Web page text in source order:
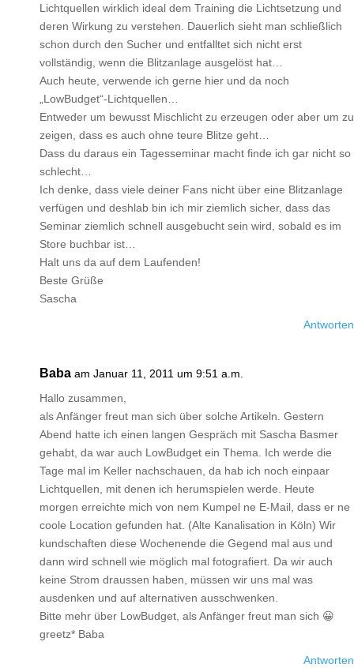
Lichtquellen wirklich ideal dem Training die Lichtsetzung und
deren Wirkung zu verstehen. Dauerlich sieht man schließlich
schon durch den Sucher und entfalltet sich nicht erst
vollständig, wenn die Blitzanlage ausgelöst hat…
Auch heute, verwende ich gerne hier und da noch
„LowBudget“-Lichtquellen…
Entweder um bewusst Mischlicht zu erzeugen oder aber um zu
zeigen, dass es auch ohne teure Blitze geht…
Dass du daraus ein Tagesseminar macht finde ich gar nicht so
schlecht…
Ich denke, dass viele deiner Fans nicht über eine Blitzanlage
verfügen und deshlab bin ich mir ziemlich sicher, dass das
Seminar ziemlich schnell ausgebucht sein wird, sobald es im
Store buchbar ist…
Halt uns da auf dem Laufenden!
Beste Grüße
Sascha
Antworten
Baba am Januar 11, 2011 um 9:51 a.m.
Hallo zusammen,
als Anfänger freut man sich über solche Artikeln. Gestern
Abend hatte ich einen langen Gespräch mit Sascha Basmer
gehabt, da war auch LowBudget ein Thema. Ich werde die
Tage mal im Keller nachschauen, da hab ich noch einpaar
Lichtquellen, mit denen ich herumspielen werde. Heute
morgen erreichte mich von nem Kumpel ne E-Mail, dass er ne
coole Location gefunden hat. (Alte Kanalisation in Köln) Wir
kundschaften diese Wochenende die Gegend mal aus und
dann wird schnell wie möglich mal fotografiert. Da wir auch
keine Strom draussen haben, müssen wir uns mal was
ausdenken und auf alternativen ausschwenken.
Bitte mehr über LowBudget, als Anfänger freut man sich 😀
greetz* Baba
Antworten